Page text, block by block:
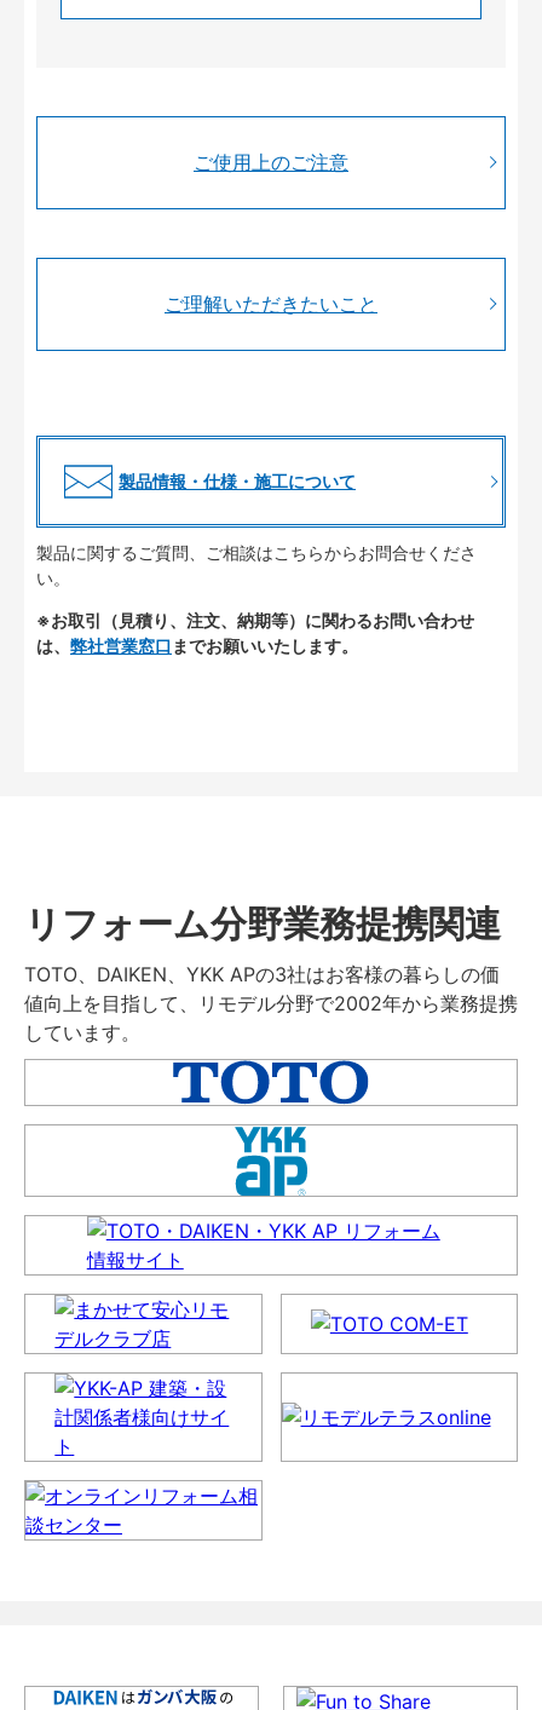
ご使用上のご注意
ご理解いただきたいこと
製品情報・仕様・施工について
製品に関するご質問、ご相談はこちらからお問合せくださ
い。
※お取引（見積り、注文、納期等）に関わるお問い合わせ
は、 弊社営業窓口 までお願いいたします。
リフォーム分野業務提携関連
TOTO、DAIKEN、YKK APの3社はお客様の暮らしの価
値向上を目指して、リモデル分野で2002年から業務提携
しています。